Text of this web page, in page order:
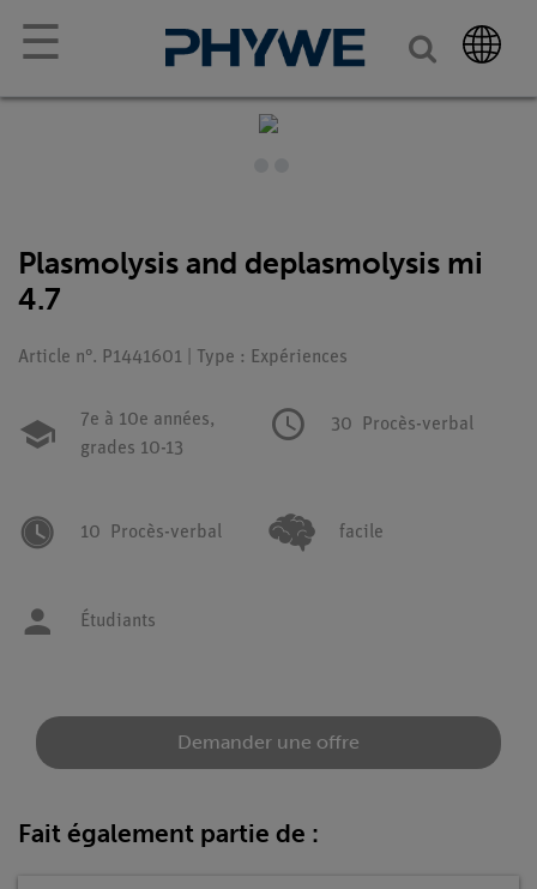
☰
Plasmolysis and deplasmolysis mi
4.7
Article n°. P1441601 | Type : Expériences
7e à 10e années,
grades 10-13
30 Procès-verbal
10 Procès-verbal facile
Étudiants
Demander une offre
Fait également partie de :